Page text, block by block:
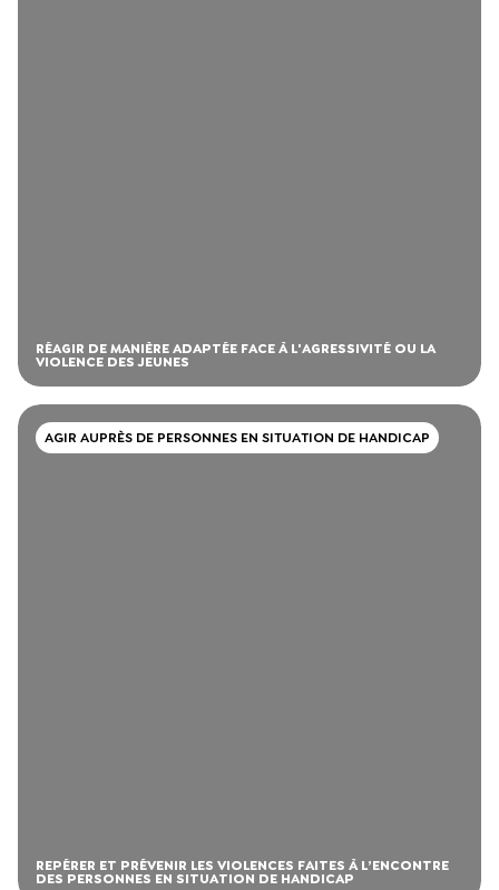
RÉAGIR DE MANIÈRE ADAPTÉE FACE À L'AGRESSIVITÉ OU LA
VIOLENCE DES JEUNES
AGIR AUPRÈS DE PERSONNES EN SITUATION DE HANDICAP
REPÉRER ET PRÉVENIR LES VIOLENCES FAITES À L’ENCONTRE
DES PERSONNES EN SITUATION DE HANDICAP